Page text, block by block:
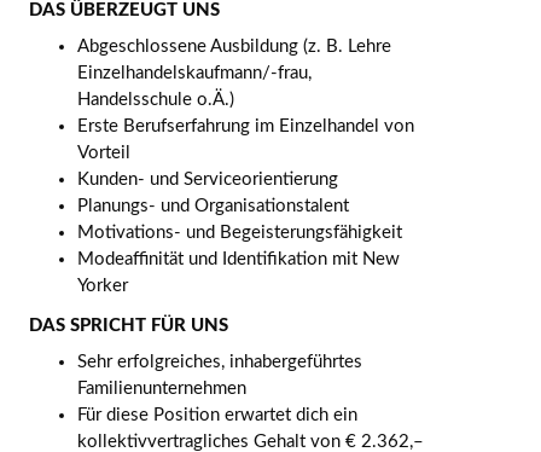
DAS ÜBERZEUGT UNS
Abgeschlossene Ausbildung (z. B. Lehre
Einzelhandelskaufmann/-frau,
Handelsschule o.Ä.)
Erste Berufserfahrung im Einzelhandel von
Vorteil
Kunden- und Serviceorientierung
Planungs- und Organisationstalent
Motivations- und Begeisterungsfähigkeit
Modeaffinität und Identifikation mit New
Yorker
DAS SPRICHT FÜR UNS
Sehr erfolgreiches, inhabergeführtes
Familienunternehmen
Für diese Position erwartet dich ein
kollektivvertragliches Gehalt von € 2.362,–